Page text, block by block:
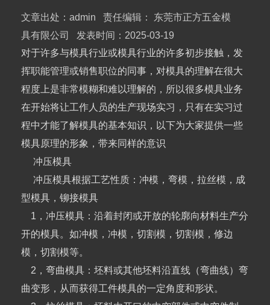
文章出处：admin 责任编辑： 东莞市正方五金模
具有限公司 发表时间：2025-03-19
对于许多与模具行业或模具行业的许多初步接触，发
挥职能管理或销售职位的同事，对模具的理解在很大
程度上是非常模糊和难以理解的，所以很多模具业务
在开始将让工作人员的生产现场实习，只有在实习过
程中才能了解模具的基本知识，以下为大家提供一些
模具原理的形象，带来同样的意识
冲压模具
冲压模具根据工艺性质：冲模，弯模，拉丝模，成
型模具，铆接模具
1，冲压模具：沿着封闭或开放的轮廓向材料生产分
开的模具。如冲模，冲模，切割模，切割模，修边
模，切割模等。
2，弯曲模具：坯料或其他坯料沿直线（弯曲线）弯
曲变形，从而获得工件模具的一定角度和形状。